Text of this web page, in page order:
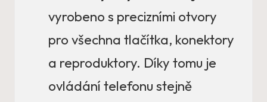
vyrobeno s precizními otvory
pro všechna tlačítka, konektory
a reproduktory. Díky tomu je
ovládání telefonu stejně